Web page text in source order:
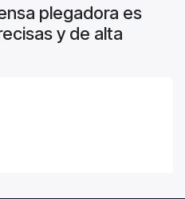
plegadora es
y de alta